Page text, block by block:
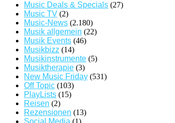
Music Deals & Specials (27)
Music TV (2)
Music-News (2.180)
Musik allgemein (22)
Musik Events (46)
Musikbizz (14)
Musikinstrumente (5)
Musiktherapie (3)
New Music Friday (531)
Off Topic (103)
PlayLists (15)
Reisen (2)
Rezensionen (13)
Social Media (1)